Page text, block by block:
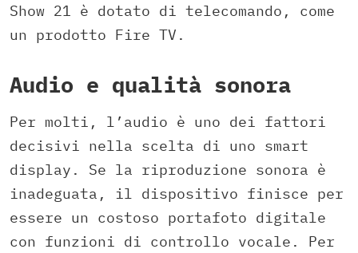
Show 21 è dotato di telecomando, come
un prodotto Fire TV.
Audio e qualità sonora
Per molti, l’audio è uno dei fattori
decisivi nella scelta di uno smart
display. Se la riproduzione sonora è
inadeguata, il dispositivo finisce per
essere un costoso portafoto digitale
con funzioni di controllo vocale. Per